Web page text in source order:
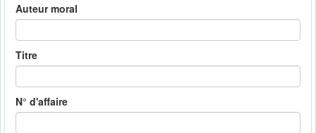
Auteur moral
Titre
N° d'affaire